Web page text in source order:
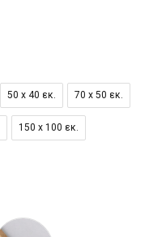
50 x 40 εκ. 70 x 50 εκ.
150 x 100 εκ.